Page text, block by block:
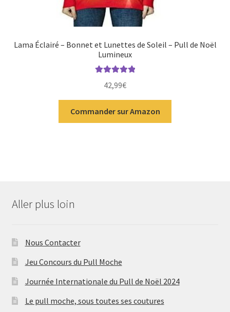
Lama Éclairé – Bonnet et Lunettes de Soleil – Pull de Noël
Lumineux
5
42,99€
Commander sur Amazon
Aller plus loin
Nous Contacter
Jeu Concours du Pull Moche
Journée Internationale du Pull de Noël 2024
Le pull moche, sous toutes ses coutures